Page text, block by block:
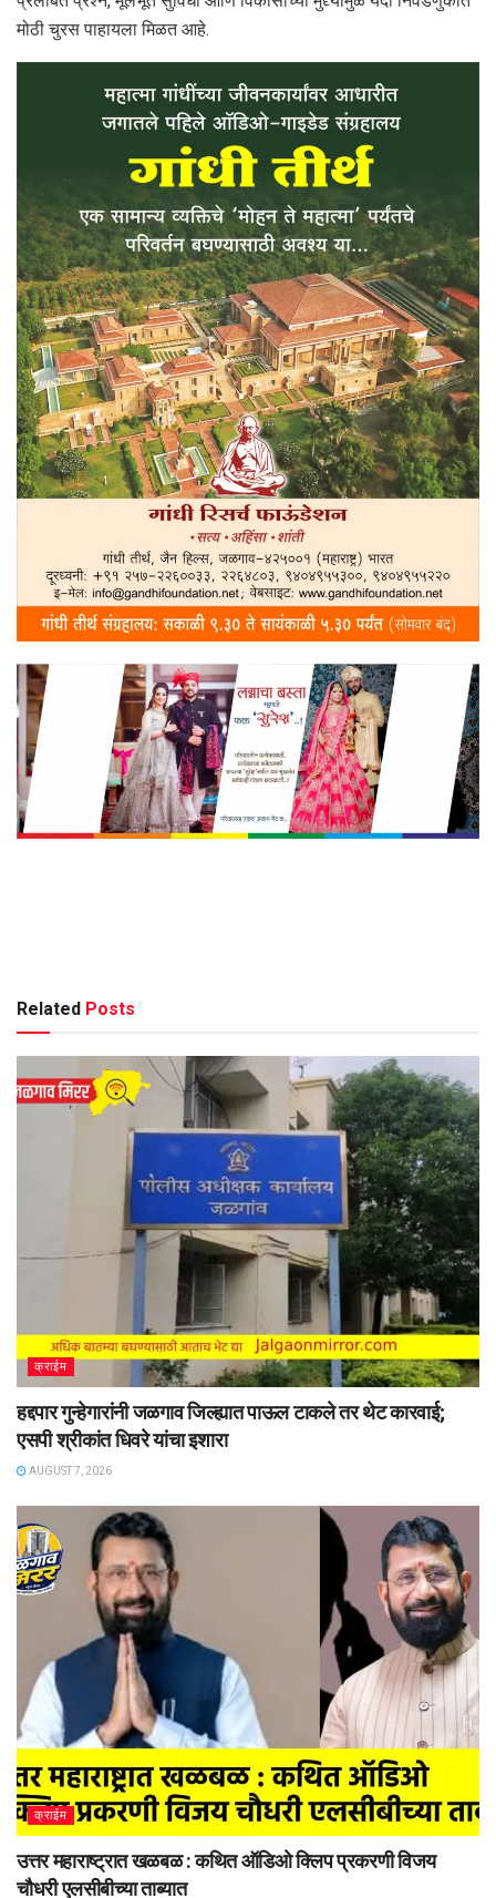
मोठी चुरस पाहायला मिळत आहे.
Related Posts
क्राईम
हद्दपार गुन्हेगारांनी जळगाव जिल्ह्यात पाऊल टाकले तर थेट कारवाई;
एसपी श्रीकांत धिवरे यांचा इशारा
AUGUST 7, 2026
क्राईम
उत्तर महाराष्ट्रात खळबळ : कथित ऑडिओ क्लिप प्रकरणी विजय
चौधरी एलसीबीच्या ताब्यात